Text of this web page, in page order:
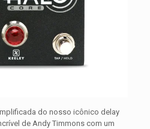
do nosso icônico delay
de Andy Timmons com um